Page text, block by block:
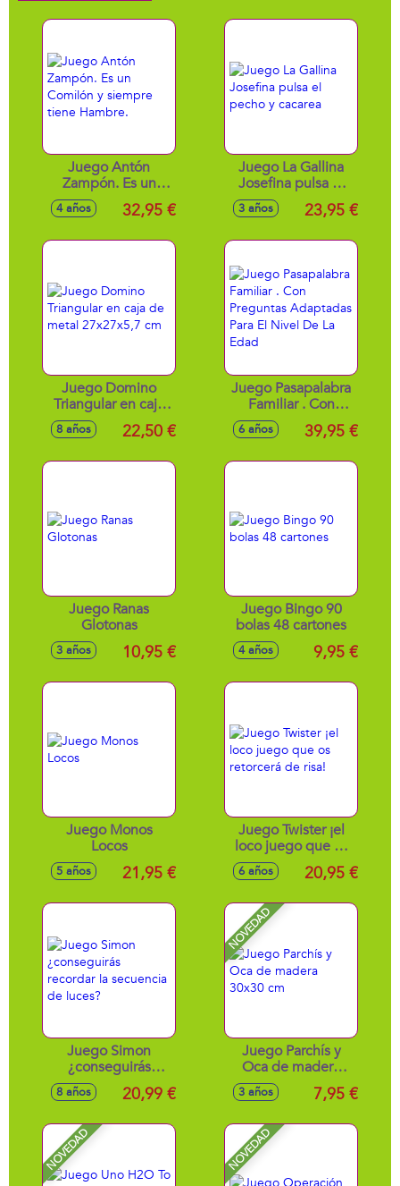
Juego Antón
Zampón. Es un
Comilón y siempre
tiene Hambre.
4 años 32,95 €
Juego La Gallina
Josefina pulsa el
pecho y cacarea
3 años 23,95 €
Juego Domino
Triangular en caja
de metal
27x27x5,7 cm
8 años 22,50 €
Juego Pasapalabra
Familiar . Con
Preguntas
Adaptadas Para El
6 años 39,95 €
Juego Ranas
Glotonas
3 años 10,95 €
Juego Bingo 90
bolas 48 cartones
4 años 9,95 €
Juego Monos
Locos
5 años 21,95 €
Juego Twister ¡el
loco juego que os
retorcerá de risa!
6 años 20,95 €
Juego Simon
¿conseguirás
recordar la
secuencia de
8 años 20,99 €
NOVEDAD
Juego Parchís y
Oca de madera
30x30 cm
3 años 7,95 €
NOVEDAD NOVEDAD